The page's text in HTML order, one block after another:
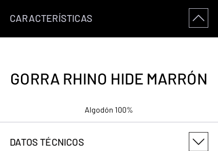
CARACTERÍSTICAS
GORRA RHINO HIDE MARRÓN
Algodón 100%
DATOS TÉCNICOS